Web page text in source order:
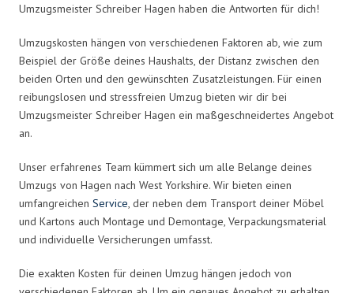
Umzugsmeister Schreiber Hagen haben die Antworten für dich!
Umzugskosten hängen von verschiedenen Faktoren ab, wie zum
Beispiel der Größe deines Haushalts, der Distanz zwischen den
beiden Orten und den gewünschten Zusatzleistungen. Für einen
reibungslosen und stressfreien Umzug bieten wir dir bei
Umzugsmeister Schreiber Hagen ein maßgeschneidertes Angebot
an.
Unser erfahrenes Team kümmert sich um alle Belange deines
Umzugs von Hagen nach West Yorkshire. Wir bieten einen
umfangreichen Service, der neben dem Transport deiner Möbel
und Kartons auch Montage und Demontage, Verpackungsmaterial
und individuelle Versicherungen umfasst.
Die exakten Kosten für deinen Umzug hängen jedoch von